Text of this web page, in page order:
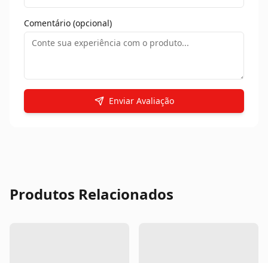
Comentário (opcional)
Enviar Avaliação
Produtos Relacionados